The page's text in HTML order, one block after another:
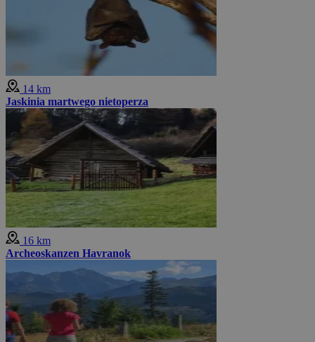
14 km
Jaskinia martwego nietoperza
16 km
Archeoskanzen Havranok